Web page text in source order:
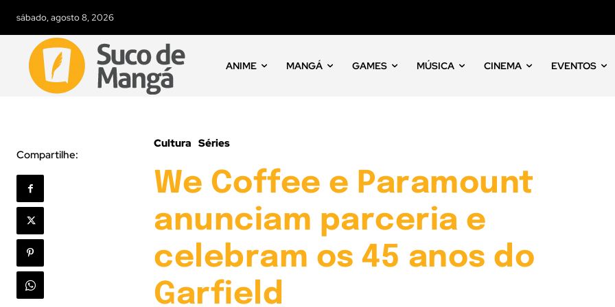
sábado, agosto 8, 2026
ANIME MANGÁ GAMES MÚSICA CINEMA EVENTOS
Compartilhe:
Cultura Séries
We Coffee e Paramount
anunciam parceria e
celebram os 45 anos do
Garfield